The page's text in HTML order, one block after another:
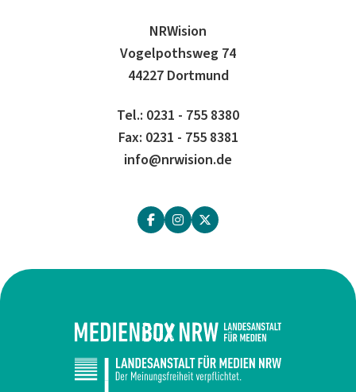
NRWision
Vogelpothsweg 74
44227 Dortmund
Tel.: 0231 - 755 8380
Fax: 0231 - 755 8381
info@nrwision.de